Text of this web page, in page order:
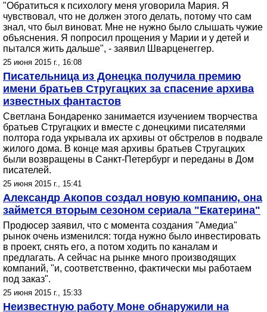
"Обратиться к психологу меня уговорила Мария. Я
чувствовал, что не должен этого делать, потому что сам
знал, что был виноват. Мне не нужно было слышать чужие
объяснения. Я попросил прощения у Марии и у детей и
пытался жить дальше", - заявил Шварценеггер.
25 июня 2015 г., 16:08
Писательница из Донецка получила премию
имени братьев Стругацких за спасение архива
известных фантастов
Светлана Бондаренко занимается изучением творчества
братьев Стругацких и вместе с донецкими писателями
полтора года укрывала их архивы от обстрелов в подвале
жилого дома. В конце мая архивы братьев Стругацких
были возвращены в Санкт-Петербург и переданы в Дом
писателей.
25 июня 2015 г., 15:41
Александр Акопов создал новую компанию, она
займется вторым сезоном сериала "Екатерина"
Продюсер заявил, что с момента создания "Амедиа"
рынок очень изменился: тогда нужно было инвестировать
в проект, снять его, а потом ходить по каналам и
предлагать. А сейчас на рынке много производящих
компаний, "и, соответственно, фактически мы работаем
под заказ".
25 июня 2015 г., 15:33
Неизвестную работу Моне обнаружили на